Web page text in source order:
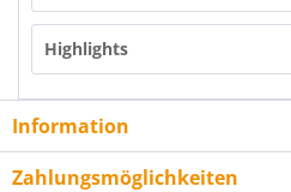
Highlights
Information
Zahlungsmöglichkeiten